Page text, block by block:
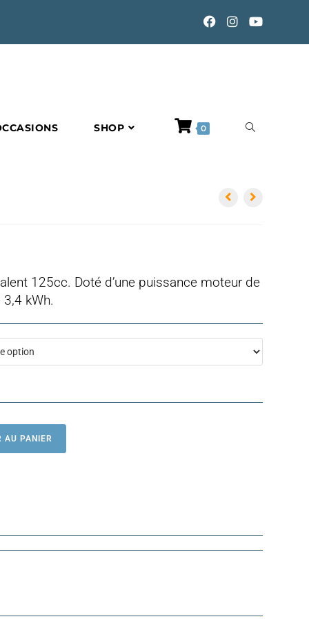
SHOP 0 TOGGLE
125cc. Doté d’une puissance moteur de
kWh.
AU PANIER